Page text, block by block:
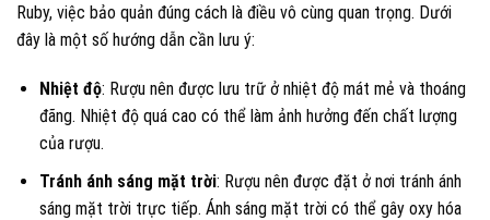
Ruby, việc bảo quản đúng cách là điều vô cùng quan trọng. Dưới
đây là một số hướng dẫn cần lưu ý:
Nhiệt độ: Rượu nên được lưu trữ ở nhiệt độ mát mẻ và thoáng
đãng. Nhiệt độ quá cao có thể làm ảnh hưởng đến chất lượng
của rượu.
Tránh ánh sáng mặt trời: Rượu nên được đặt ở nơi tránh ánh
sáng mặt trời trực tiếp. Ánh sáng mặt trời có thể gây oxy hóa